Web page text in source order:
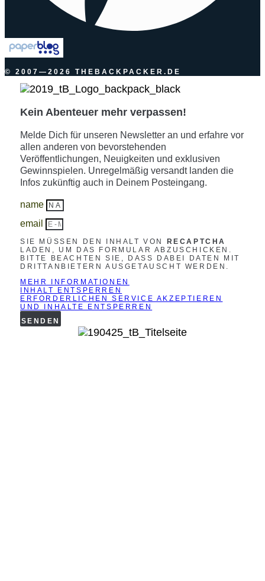
© 2007—2026 THEBACKPACKER.DE
Kein Abenteuer mehr verpassen!
Melde Dich für unseren Newsletter an und erfahre vor
allen anderen von bevorstehenden
Veröffentlichungen, Neuigkeiten und exklusiven
Gewinnspielen. Unregelmäßig versandt landen die
Infos zukünftig auch in Deinem Posteingang.
name
email
SIE MÜSSEN DEN INHALT VON
RECAPTCHA
LADEN, UM DAS FORMULAR ABZUSCHICKEN.
BITTE BEACHTEN SIE, DASS DABEI DATEN MIT
DRITTANBIETERN AUSGETAUSCHT WERDEN.
MEHR INFORMATIONEN
INHALT ENTSPERREN
ERFORDERLICHEN SERVICE AKZEPTIEREN
UND INHALTE ENTSPERREN
SENDEN